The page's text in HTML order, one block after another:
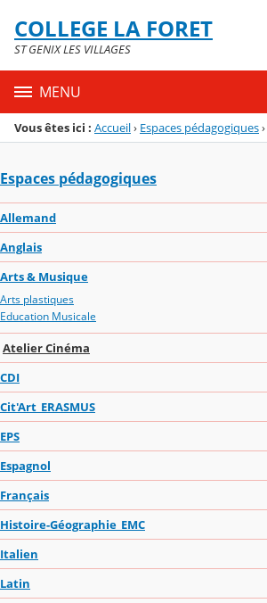
Menu de la rubrique
Contenu
COLLEGE LA FORET
ST GENIX LES VILLAGES
MENU
Vous êtes ici : Accueil› Espaces pédagogiques›
Espaces pédagogiques
Allemand
Anglais
Arts & Musique
Arts plastiques
Education Musicale
Atelier Cinéma
CDI
Cit'Art_ERASMUS
EPS
Espagnol
Français
Histoire-Géographie_EMC
Italien
Latin